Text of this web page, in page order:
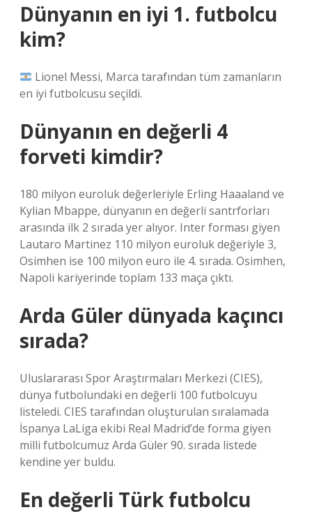
Dünyanın en iyi 1. futbolcu
kim?
Lionel Messi, Marca tarafından tüm zamanların
en iyi futbolcusu seçildi.
Dünyanın en değerli 4
forveti kimdir?
180 milyon euroluk değerleriyle Erling Haaaland ve
Kylian Mbappe, dünyanın en değerli santrforları
arasında ilk 2 sırada yer alıyor. Inter forması giyen
Lautaro Martinez 110 milyon euroluk değeriyle 3,
Osimhen ise 100 milyon euro ile 4. sırada. Osimhen,
Napoli kariyerinde toplam 133 maça çıktı.
Arda Güler dünyada kaçıncı
sırada?
Uluslararası Spor Araştırmaları Merkezi (CIES),
dünya futbolundaki en değerli 100 futbolcuyu
listeledi. CIES tarafından oluşturulan sıralamada
İspanya LaLiga ekibi Real Madrid’de forma giyen
milli futbolcumuz Arda Güler 90. sırada listede
kendine yer buldu.
En değerli Türk futbolcu